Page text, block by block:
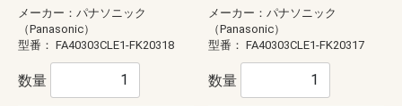
メーカー：パナソニック
（Panasonic）
型番： FA40303CLE1-FK20318
数量
メーカー：パナソニック
（Panasonic）
型番： FA40303CLE1-FK20317
数量